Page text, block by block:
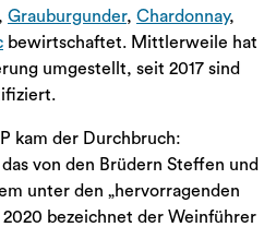
Grauburgunder, Chardonnay,
bewirtschaftet. Mittlerweile hat
umgestellt, seit 2017 sind
kam der Durchbruch:
von den Brüdern Steffen und
unter den „hervorragenden
2020 bezeichnet der Weinführer